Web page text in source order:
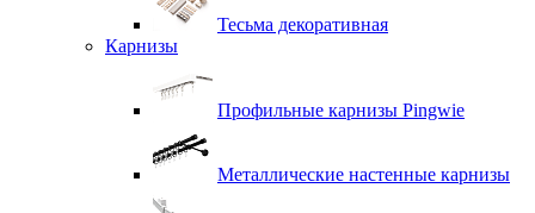
Тесьма декоративная
Карнизы
Профильные карнизы Pingwie
Металлические настенные карнизы